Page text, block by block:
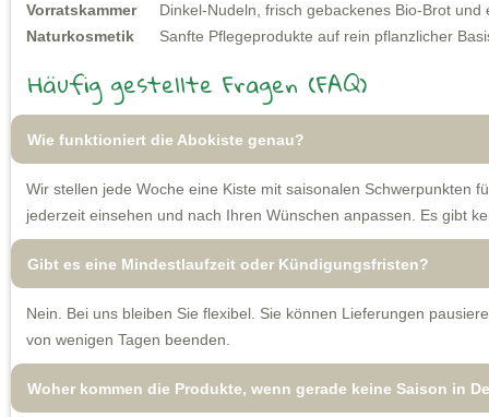
Vorratskammer
Dinkel-Nudeln, frisch gebackenes Bio-Brot und
Naturkosmetik
Sanfte Pflegeprodukte auf rein pflanzlicher
Häufig gestellte Fragen (FAQ)
Wie funktioniert die Abokiste genau?
Wir stellen jede Woche eine Kiste mit saisonalen Schwerpunkten
jederzeit einsehen und nach Ihren Wünschen anpassen. Es gibt
Gibt es eine Mindestlaufzeit oder Kündigungsfristen?
Nein. Bei uns bleiben Sie flexibel. Sie können Lieferungen
von wenigen Tagen beenden.
Woher kommen die Produkte, wenn gerade keine Saison in